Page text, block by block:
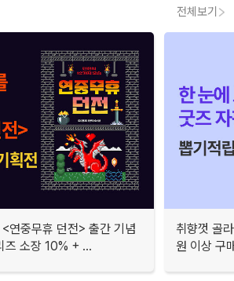
전체보기
연중무휴 던전> 출간 기념
즈 소장 10% + ...
취향껏 골
원 이상 구